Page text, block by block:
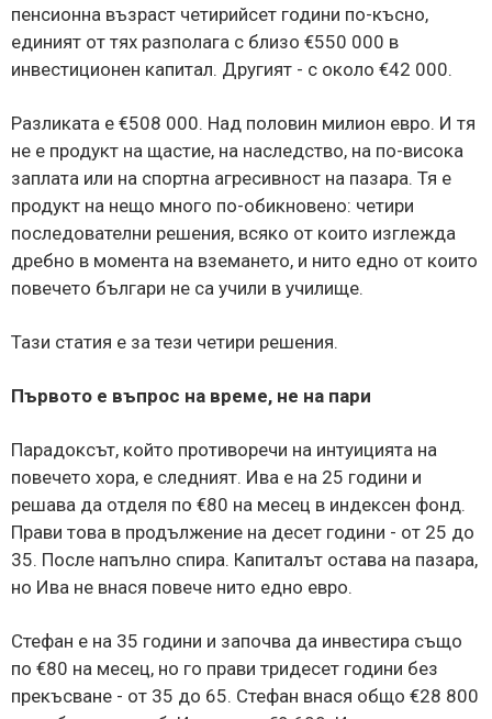
пенсионна възраст четирийсет години по-късно,
единият от тях разполага с близо €550 000 в
инвестиционен капитал. Другият - с около €42 000.
Разликата е €508 000. Над половин милион евро. И тя
не е продукт на щастие, на наследство, на по-висока
заплата или на спортна агресивност на пазара. Тя е
продукт на нещо много по-обикновено: четири
последователни решения, всяко от които изглежда
дребно в момента на вземането, и нито едно от които
повечето българи не са учили в училище.
Тази статия е за тези четири решения.
Първото е въпрос на време, не на пари
Парадоксът, който противоречи на интуицията на
повечето хора, е следният. Ива е на 25 години и
решава да отделя по €80 на месец в индексен фонд.
Прави това в продължение на десет години - от 25 до
35. После напълно спира. Капиталът остава на пазара,
но Ива не внася повече нито едно евро.
Стефан е на 35 години и започва да инвестира също
по €80 на месец, но го прави тридесет години без
прекъсване - от 35 до 65. Стефан внася общо €28 800